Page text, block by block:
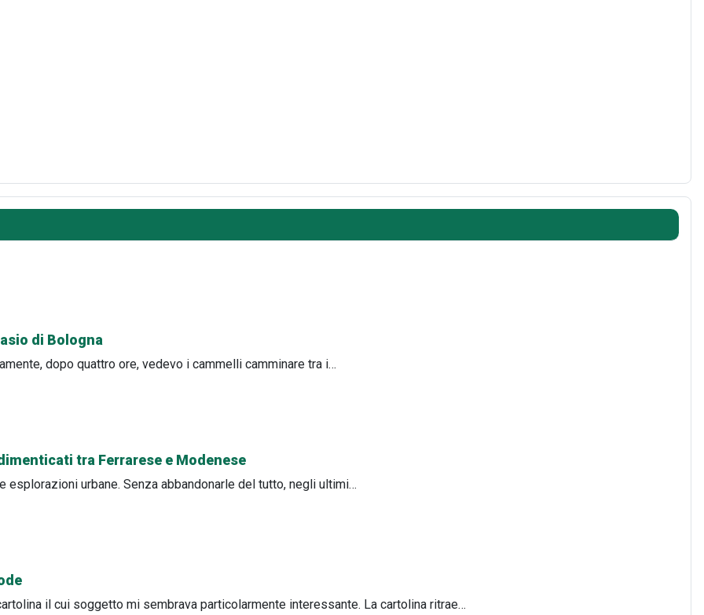
di Bologna
dopo quattro ore, vedevo i cammelli camminare tra i…
tra Ferrarese e Modenese
urbane. Senza abbandonarle del tutto, negli ultimi…
il cui soggetto mi sembrava particolarmente interessante. La cartolina ritrae…